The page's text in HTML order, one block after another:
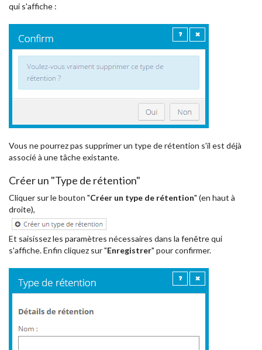
qui s'affiche :
Vous ne pourrez pas supprimer un type de rétention s'il est déjà
associé à une tâche existante.
Créer un "Type de rétention"
Cliquer sur le bouton "Créer un type de rétention" (en haut à
droite),
Et saisissez les paramètres nécessaires dans la fenêtre qui
s'affiche. Enfin cliquez sur "Enregistrer" pour confirmer.